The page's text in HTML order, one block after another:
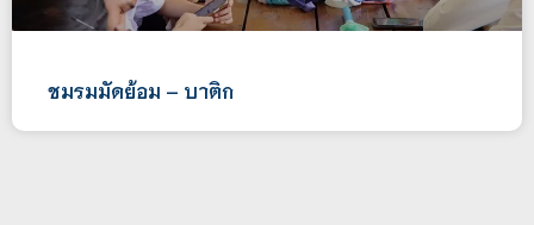
ชมรมมัดย้อม – บาติก